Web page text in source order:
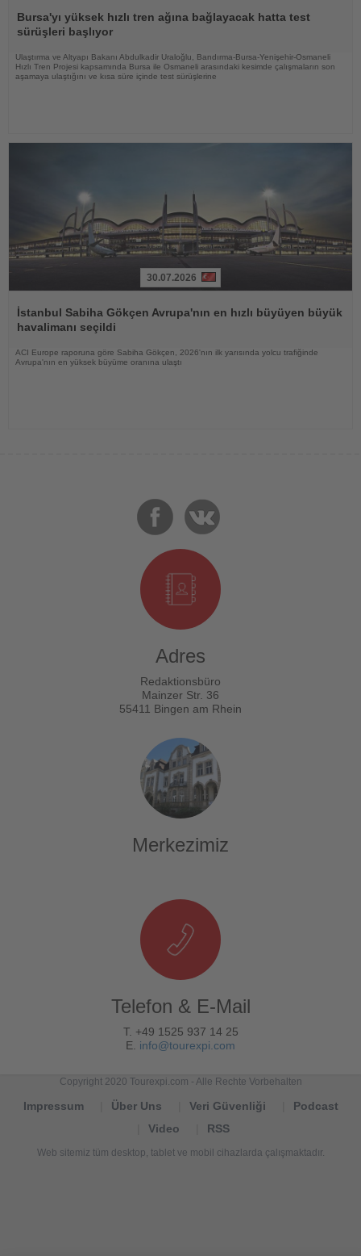
Oku
Bursa'yı yüksek hızlı tren ağına bağlayacak hatta test
sürüşleri başlıyor
Ulaştırma ve Altyapı Bakanı Abdulkadir Uraloğlu, Bandırma-Bursa-Yenişehir-Osmaneli
Hızlı Tren Projesi kapsamında Bursa ile Osmaneli arasındaki kesimde çalışmaların son
aşamaya ulaştığını ve kısa süre içinde test sürüşlerine
Oku
30.07.2026
İstanbul Sabiha Gökçen Avrupa'nın en hızlı büyüyen büyük
havalimanı seçildi
ACI Europe raporuna göre Sabiha Gökçen, 2026'nın ilk yarısında yolcu trafiğinde
Avrupa'nın en yüksek büyüme oranına ulaştı
Adres
Redaktionsbüro
Mainzer Str. 36
55411 Bingen am Rhein
Merkezimiz
Telefon & E-Mail
T. +49 1525 937 14 25
E. info@tourexpi.com
Copyright 2020 Tourexpi.com - Alle Rechte Vorbehalten
Impressum Über Uns Veri Güvenliği
Podcast
Video
RSS
Web sitemiz tüm desktop, tablet ve mobil cihazlarda çalışmaktadır.